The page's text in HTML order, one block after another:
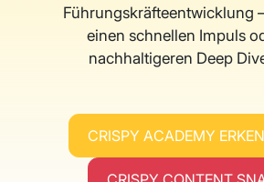
Führungskräfteentwicklung
einen schnellen Impuls
nachhaltigeren Deep
CRISPY ACADEMY